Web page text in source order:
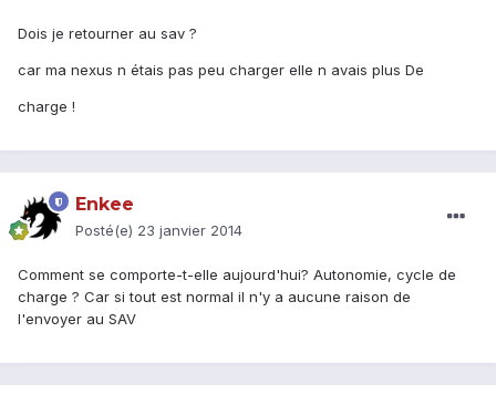
Dois je retourner au sav ?
car ma nexus n étais pas peu charger elle n avais plus De
charge !
Enkee
Posté(e) 23 janvier 2014
Comment se comporte-t-elle aujourd'hui? Autonomie, cycle de
charge ? Car si tout est normal il n'y a aucune raison de
l'envoyer au SAV